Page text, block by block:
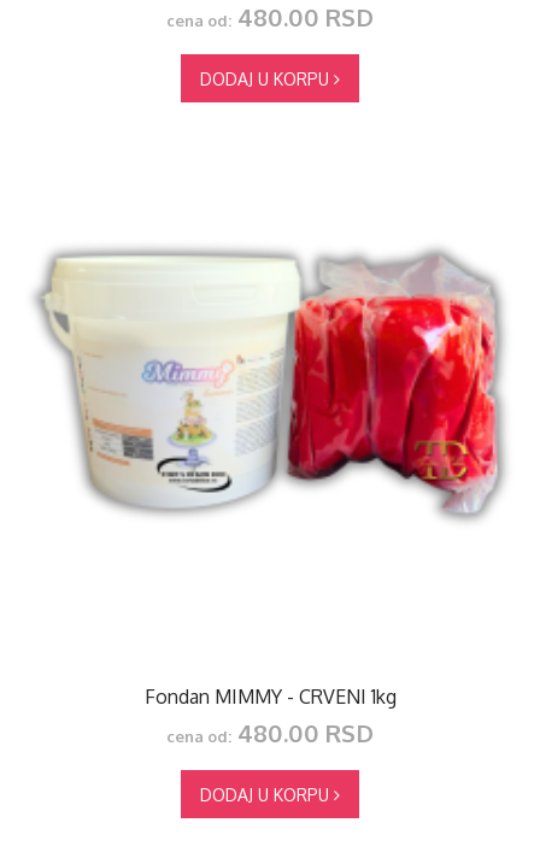
cena od: 480.00 RSD
DODAJ U KORPU
Fondan MIMMY - CRVENI 1kg
cena od: 480.00 RSD
DODAJ U KORPU